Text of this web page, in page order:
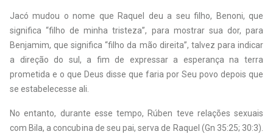
Jacó mudou o nome que Raquel deu a seu filho, Benoni, que
significa “filho de minha tristeza”, para mostrar sua dor, para
Benjamim, que significa “filho da mão direita”, talvez para indicar
a direção do sul, a fim de expressar a esperança na terra
prometida e o que Deus disse que faria por Seu povo depois que
se estabelecesse ali.
No entanto, durante esse tempo, Rúben teve relações sexuais
com Bila, a concubina de seu pai, serva de Raquel (Gn 35:25; 30:3).